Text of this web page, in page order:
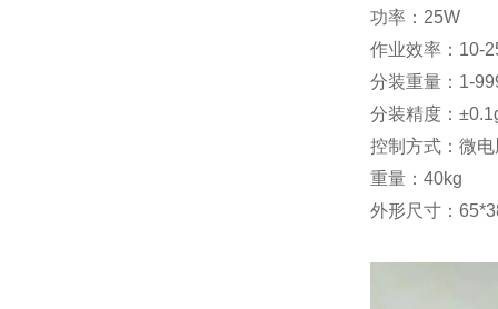
功率：25W
作业效率：10-
分装重量：1-
分装精度：
控制方式：微
重量：40kg
外形尺寸：